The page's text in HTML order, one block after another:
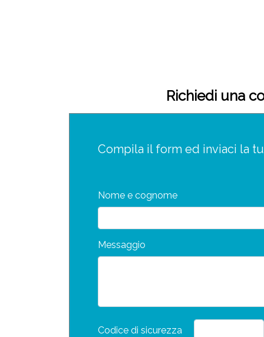
Richiedi una
Compila il form ed inviaci la
Nome e cognome
Messaggio
Codice di sicurezza